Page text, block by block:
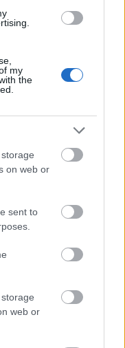
my
the
on web or
sent to
web or
el magának, hogy
málnás
tartottam
azt
nem igényel
akkor mit sem ér.